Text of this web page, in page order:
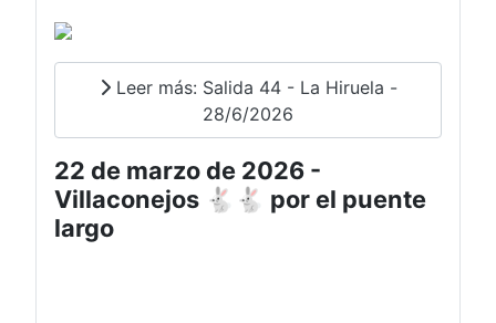
Leer más: Salida 44 - La Hiruela -
28/6/2026
22 de marzo de 2026 -
Villaconejos 🐇🐇 por el puente
largo